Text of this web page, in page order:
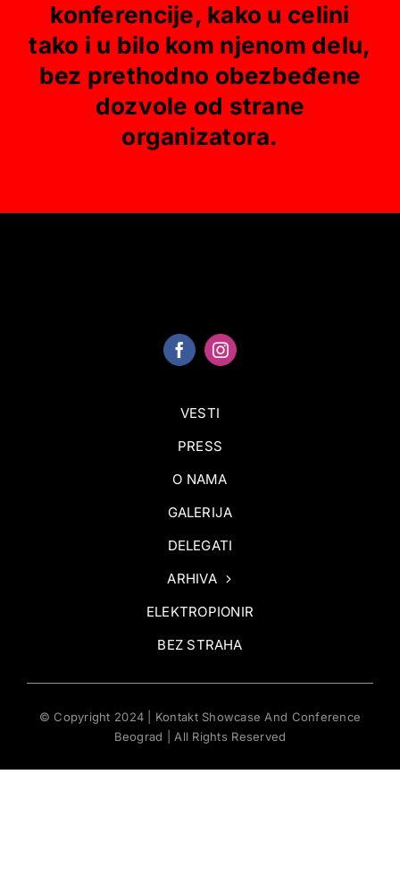
konferencije, kako u celini
tako i u bilo kom njenom delu,
bez prethodno obezbeđene
dozvole od strane
organizatora.
VESTI
PRESS
O NAMA
GALERIJA
DELEGATI
ARHIVA
ELEKTROPIONIR
BEZ STRAHA
© Copyright 2024 | Kontakt Showcase And Conference
Beograd | All Rights Reserved